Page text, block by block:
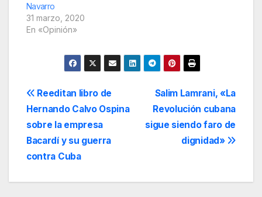
Navarro
31 marzo, 2020
En «Opinión»
Navegación
de
entradas
Salim Lamrani, «La
Revolución cubana
sigue siendo faro de
dignidad»
Reeditan libro de
Hernando Calvo Ospina
sobre la empresa
Bacardí y su guerra
contra Cuba